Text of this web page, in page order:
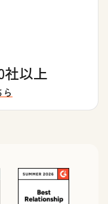
社以上